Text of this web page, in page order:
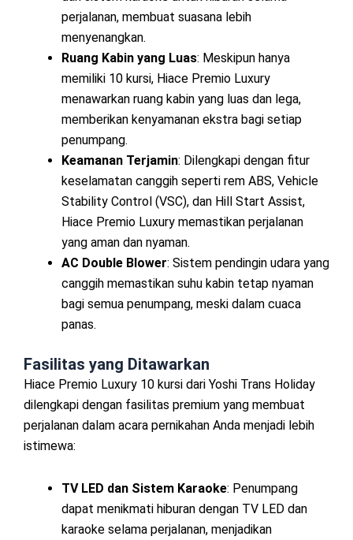
perjalanan, membuat suasana lebih
menyenangkan.
Ruang Kabin yang Luas: Meskipun hanya
memiliki 10 kursi, Hiace Premio Luxury
menawarkan ruang kabin yang luas dan lega,
memberikan kenyamanan ekstra bagi setiap
penumpang.
Keamanan Terjamin: Dilengkapi dengan fitur
keselamatan canggih seperti rem ABS, Vehicle
Stability Control (VSC), dan Hill Start Assist,
Hiace Premio Luxury memastikan perjalanan
yang aman dan nyaman.
AC Double Blower: Sistem pendingin udara yang
canggih memastikan suhu kabin tetap nyaman
bagi semua penumpang, meski dalam cuaca
panas.
Fasilitas yang Ditawarkan
Hiace Premio Luxury 10 kursi dari Yoshi Trans Holiday
dilengkapi dengan fasilitas premium yang membuat
perjalanan dalam acara pernikahan Anda menjadi lebih
istimewa:
TV LED dan Sistem Karaoke: Penumpang
dapat menikmati hiburan dengan TV LED dan
karaoke selama perjalanan, menjadikan